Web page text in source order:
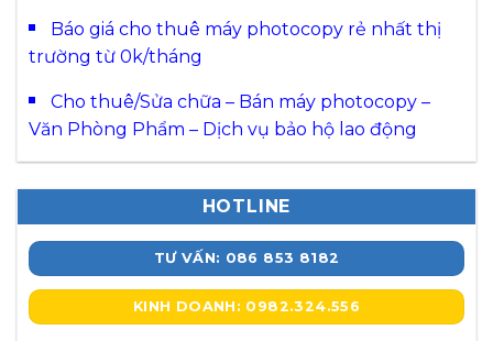
Báo giá cho thuê máy photocopy rẻ nhất thị
trường từ 0k/tháng
Cho thuê/Sửa chữa – Bán máy photocopy –
Văn Phòng Phẩm – Dịch vụ bảo hộ lao động
HOTLINE
TƯ VẤN: 086 853 8182
KINH DOANH: 0982.324.556